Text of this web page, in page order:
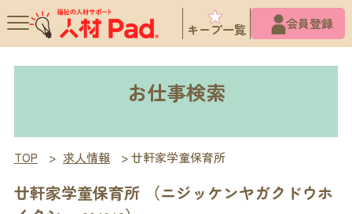
キープ一覧
会員登録
お仕事検索
TOP > 求人情報 >廿軒家学童保育所
廿軒家学童保育所 （ニジッケンヤガクドウホ